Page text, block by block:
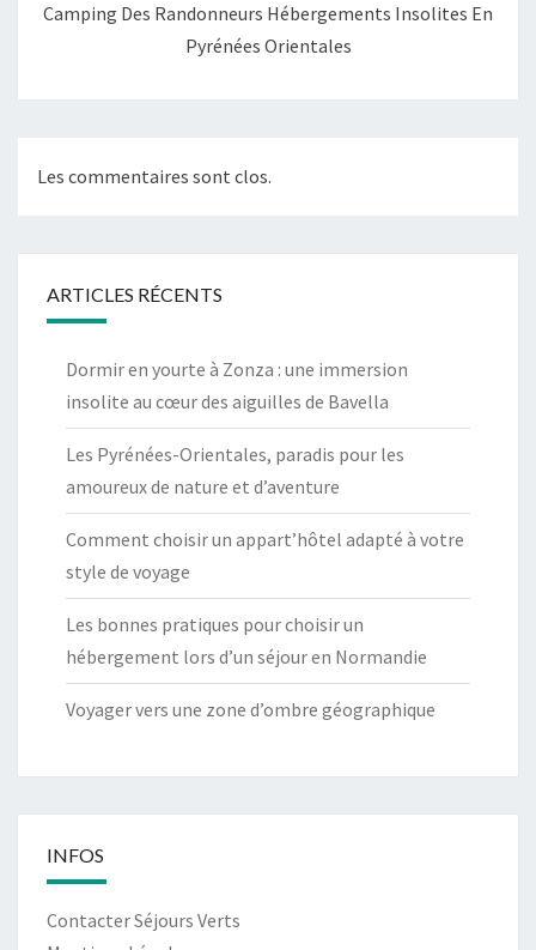
Camping Des Randonneurs Hébergements Insolites En
Pyrénées Orientales
Les commentaires sont clos.
ARTICLES RÉCENTS
Dormir en yourte à Zonza : une immersion
insolite au cœur des aiguilles de Bavella
Les Pyrénées-Orientales, paradis pour les
amoureux de nature et d’aventure
Comment choisir un appart’hôtel adapté à votre
style de voyage
Les bonnes pratiques pour choisir un
hébergement lors d’un séjour en Normandie
Voyager vers une zone d’ombre géographique
INFOS
Contacter Séjours Verts